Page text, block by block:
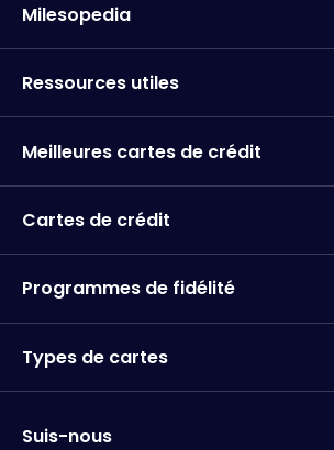
Milesopedia
Ressources utiles
Meilleures cartes de crédit
Cartes de crédit
Programmes de fidélité
Types de cartes
Suis-nous